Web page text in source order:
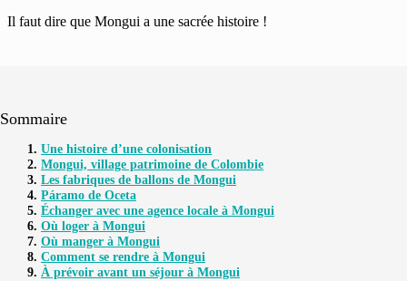
Il faut dire que Mongui a une sacrée histoire !
Sommaire
Une histoire d’une colonisation
Mongui, village patrimoine de Colombie
Les fabriques de ballons de Mongui
Páramo de Oceta
Échanger avec une agence locale à Mongui
Où loger à Mongui
Où manger à Mongui
Comment se rendre à Mongui
À prévoir avant un séjour à Mongui